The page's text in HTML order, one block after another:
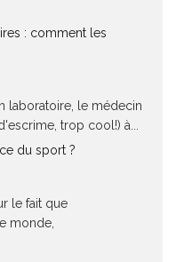
: comment les
laboratoire, le médecin
trop cool!) à...
du sport ?
le fait que
monde,